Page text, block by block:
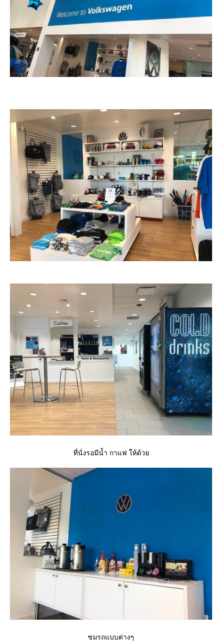
ที่นั่งรอมีน้ำ กาแฟ ให้ด้ว
ชมรถแบบต่างๆ